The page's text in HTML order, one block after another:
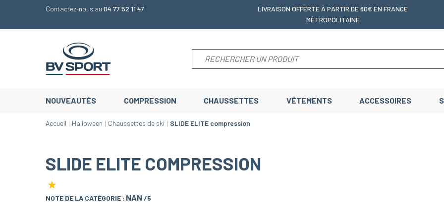
Contactez-nous au 04 77 52 11 47 LIVRAISON OFFERTE À PARTIR DE 60€ EN FRANCE
MÉTROPOLITAINE
NOUVEAUTÉS COMPRESSION CHAUSSETTES VÊTEMENTS ACCESSOIRES
Accueil Halloween Chaussettes de ski SLIDE ELITE compression
SLIDE ELITE COMPRESSION
★
NOTE DE LA CATÉGORIE : NAN /5